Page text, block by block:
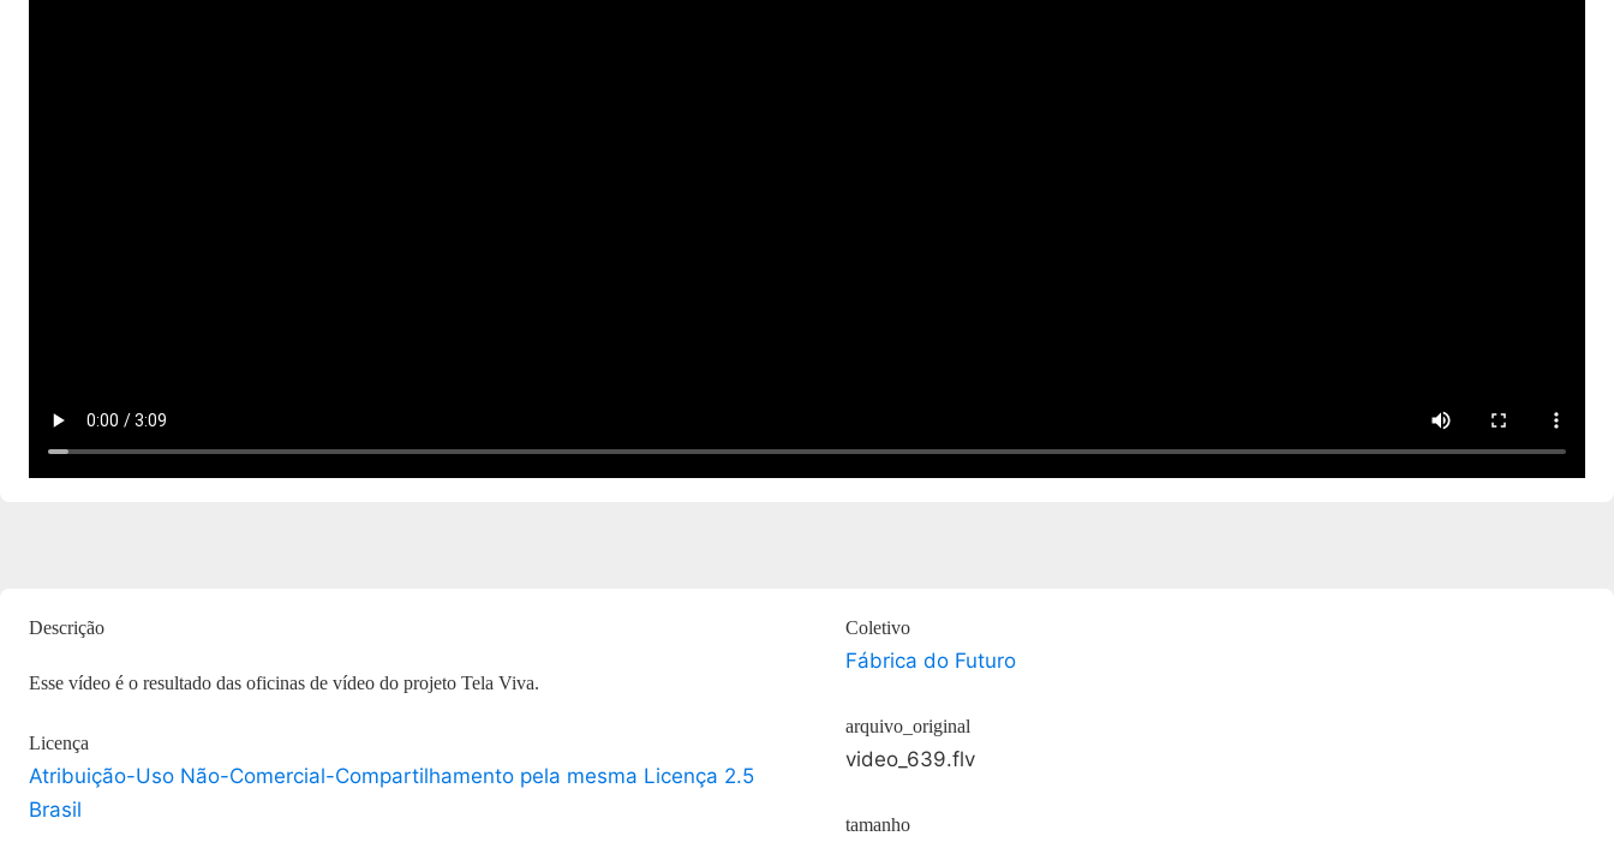
Descrição
Esse vídeo é o resultado das oficinas de vídeo do projeto Tela Viva.
Licença
Atribuição-Uso Não-Comercial-Compartilhamento pela mesma Licença 2.5
Brasil
Coletivo
Fábrica do Futuro
arquivo_original
video_639.flv
tamanho